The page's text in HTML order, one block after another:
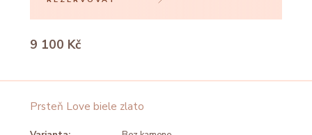
9 100 Kč
Prsteň Love biele zlato